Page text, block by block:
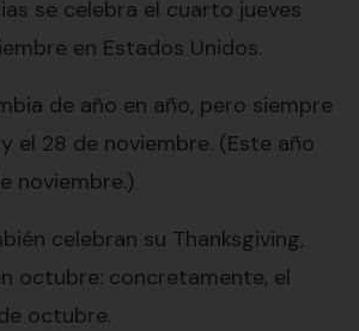
se celebra el cuarto jueves
en Estados Unidos.
de año en año, pero siempre
el 28 de noviembre. (Este año
noviembre.)
celebran su Thanksgiving,
octubre: concretamente, el
octubre.